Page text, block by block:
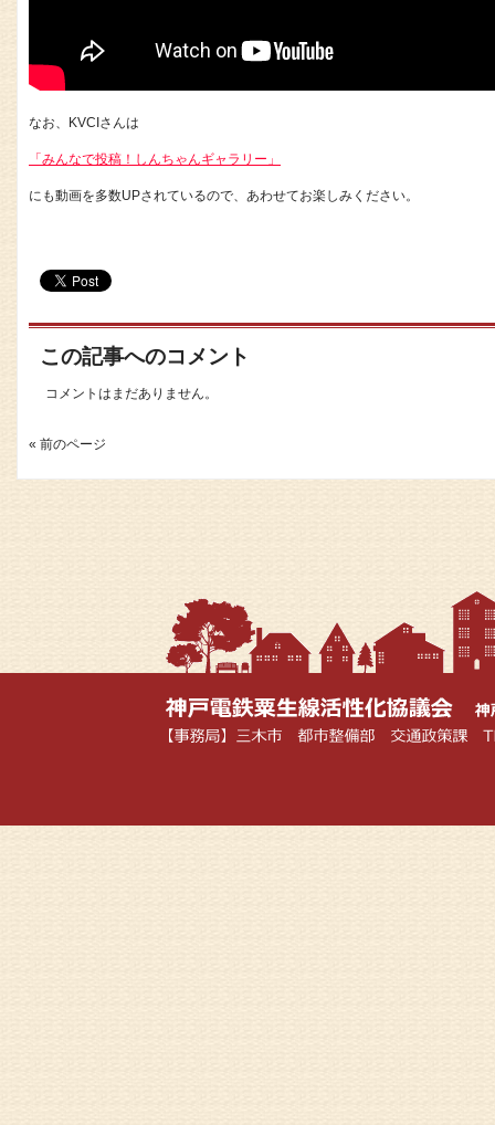
なお、KVCIさんは
「みんなで投稿！しんちゃんギャラリー」
にも動画を多数UPされているので、あわせてお楽しみください。
この記事へのコメント
コメントはまだありません。
« 前のページ